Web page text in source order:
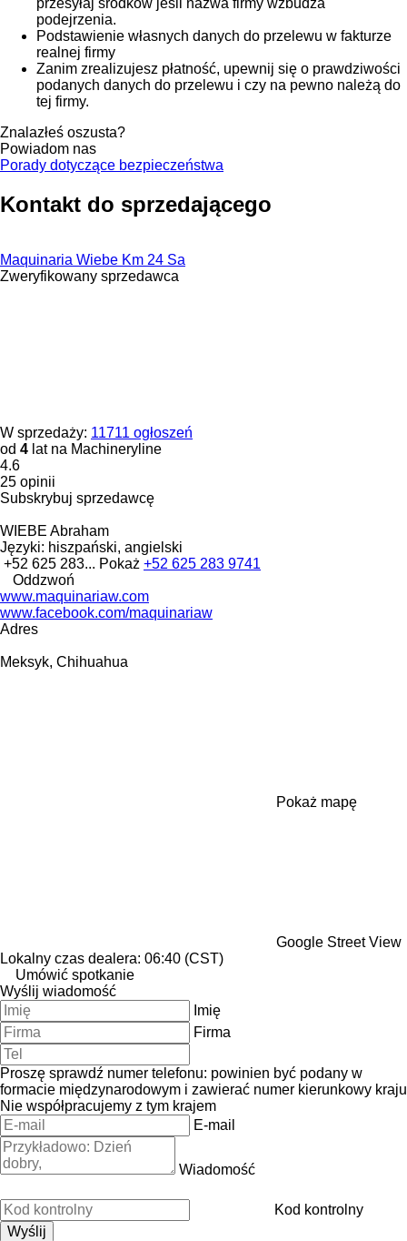
podejrzenia.
Podstawienie własnych danych do przelewu w fakturze
realnej firmy
Zanim zrealizujesz płatność, upewnij się o prawdziwości
podanych danych do przelewu i czy na pewno należą do
tej firmy.
Znalazłeś oszusta?
Powiadom nas
Porady dotyczące bezpieczeństwa
Kontakt do sprzedającego
Maquinaria Wiebe Km 24 Sa
Zweryfikowany sprzedawca
W sprzedaży: 11711 ogłoszeń
od 4 lat na Machineryline
4.6
25 opinii
Subskrybuj sprzedawcę
WIEBE Abraham
Języki: hiszpański, angielski
+52 625 283... Pokaż +52 625 283 9741
Oddzwoń
www.maquinariaw.com
www.facebook.com/maquinariaw
Adres
Meksyk, Chihuahua
Pokaż mapę
Google Street View
Lokalny czas dealera: 06:40 (CST)
Umówić spotkanie
Wyślij wiadomość
Imię
Firma
Proszę sprawdź numer telefonu: powinien być podany w
formacie międzynarodowym i zawierać numer kierunkowy kraju
Nie współpracujemy z tym krajem
E-mail
Wiadomość
Kod kontrolny